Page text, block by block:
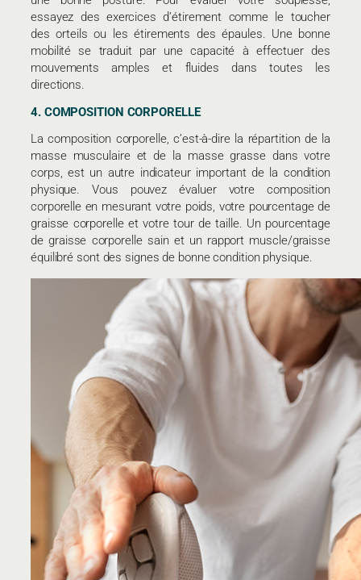
essayez des exercices d’étirement comme le toucher
des orteils ou les étirements des épaules. Une bonne
mobilité se traduit par une capacité à effectuer des
mouvements amples et fluides dans toutes les
directions.
4. COMPOSITION CORPORELLE
La composition corporelle, c’est-à-dire la répartition de la
masse musculaire et de la masse grasse dans votre
corps, est un autre indicateur important de la condition
physique. Vous pouvez évaluer votre composition
corporelle en mesurant votre poids, votre pourcentage de
graisse corporelle et votre tour de taille. Un pourcentage
de graisse corporelle sain et un rapport muscle/graisse
équilibré sont des signes de bonne condition physique.